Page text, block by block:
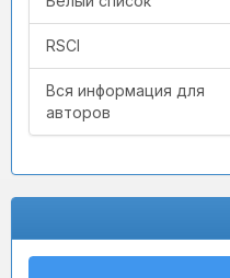
RSCI
Вся информация для
авторов